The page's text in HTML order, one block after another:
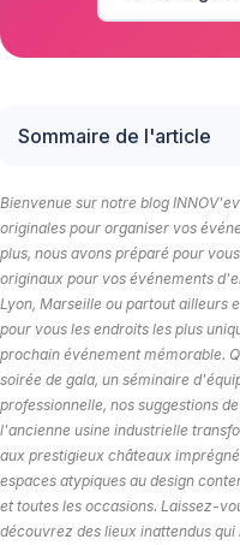
Sommaire de l'article
Bienvenue sur notre blog
originales pour organiser vos
plus, nous avons préparé pour
originaux pour vos événements
Lyon, Marseille ou partout ailleurs
pour vous les endroits les plus
prochain événement mémorable.
soirée de gala, un séminaire
professionnelle, nos suggestions
l'ancienne usine industrielle
aux prestigieux châteaux
espaces atypiques au design
et toutes les occasions. Laissez-
découvrez des lieux inattendus